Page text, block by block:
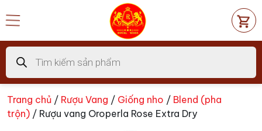
đến
dung
Tìm
kiếm
sản
phẩm
Trang chủ / Rượu Vang / Giống nho / Blend (pha
trộn) / Rượu vang Oroperla Rose Extra Dry